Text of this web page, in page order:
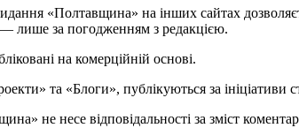
«Полтавщина» на інших сайтах
лише за погодженням з редакцією.
на комерційній основі.
та «Блоги», публікуються за ініціативи
не несе відповідальності за зміст